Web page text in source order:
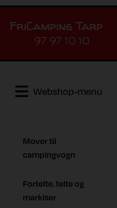
97 97 10 10
Webshop-menu
Mover til
campingvogn
Fortelte. telte og
markiser